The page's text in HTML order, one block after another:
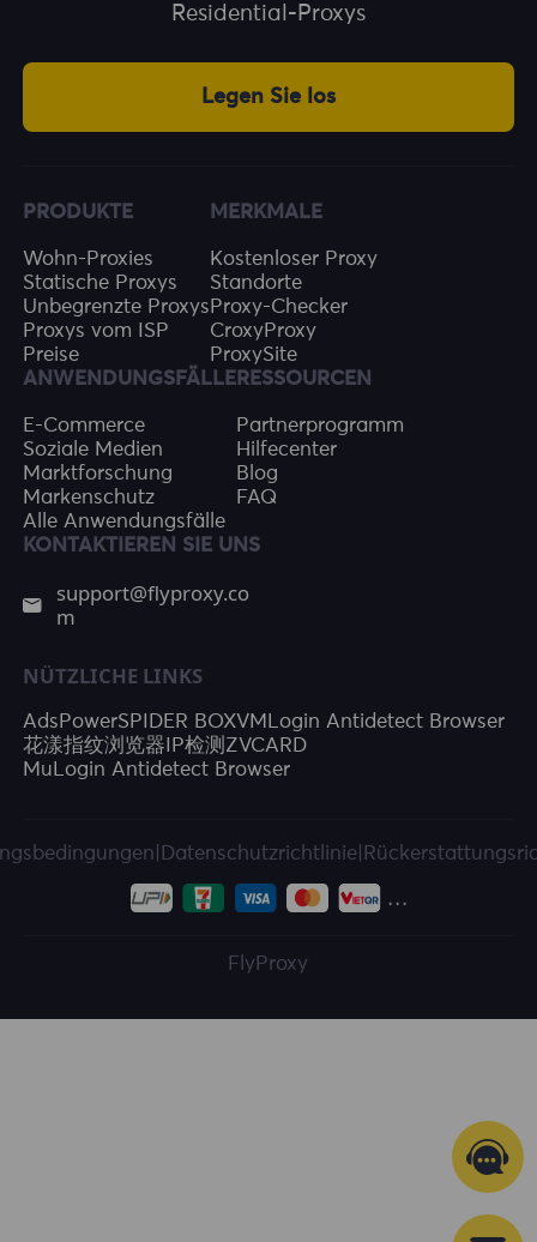
Residential-Proxys
Legen Sie los
PRODUKTE
Wohn-Proxies
Statische Proxys
Unbegrenzte Proxys
Proxys vom ISP
Preise
MERKMALE
Kostenloser Proxy
Standorte
Proxy-Checker
CroxyProxy
ProxySite
ANWENDUNGSFÄLLE
E-Commerce
Soziale Medien
Marktforschung
Markenschutz
Alle Anwendungsfälle
RESSOURCEN
Partnerprogramm
Hilfecenter
Blog
FAQ
KONTAKTIEREN SIE UNS
support@flyproxy.co
m
NÜTZLICHE LINKS
AdsPowerSPIDER BOXVMLogin Antidetect Browser
花漾指纹浏览器 IP检测 ZVCARD
MuLogin Antidetect Browser
FlyProxy
Datenschutzrichtlinie|